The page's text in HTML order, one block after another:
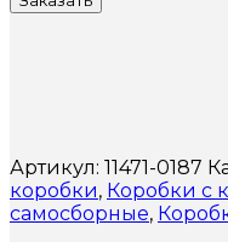
Артикул: 11471-0187
коробки, Коробки с
самосборные,